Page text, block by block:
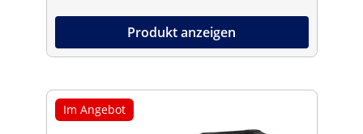
Produkt anzeigen
Im Angebot